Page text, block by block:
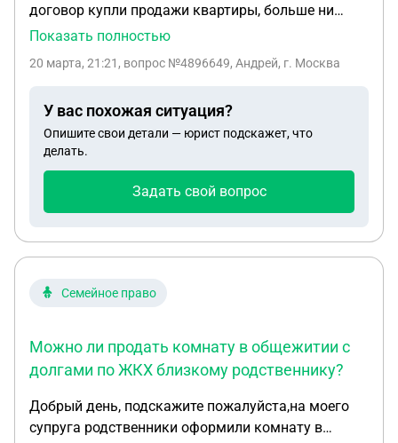
договор купли продажи квартиры, больше ни
каких документов не оформляли в егрн не
более 10 лет назад, проживаем в данной
егрн?
Показать полностью
20 марта, 21:21 , вопрос №4896649, Андрей, г. Москва
У вас похожая ситуация?
Опишите свои детали — юрист подскажет, что
делать.
Задать свой вопрос
Семейное право
Можно ли продать комнату в общежитии с
долгами по ЖКХ близкому родственнику?
Добрый день, подскажите пожалуйста,на моего
супруга родственники оформили комнату в